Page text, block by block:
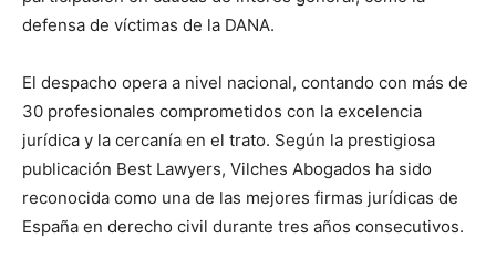
defensa de víctimas de la DANA.
El despacho opera a nivel nacional, contando con más de
30 profesionales comprometidos con la excelencia
jurídica y la cercanía en el trato. Según la prestigiosa
publicación Best Lawyers, Vilches Abogados ha sido
reconocida como una de las mejores firmas jurídicas de
España en derecho civil durante tres años consecutivos.